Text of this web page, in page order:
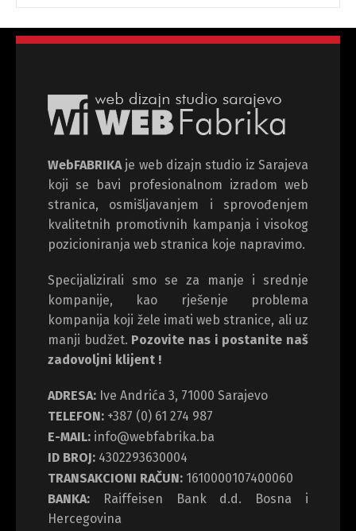
WebFABRIKAje web dizajn studio iz Sarajeva
koji se bavi profesionalnom izradom web
stranica, osmišljavanjem i sprovođenjem
kvalitetnih promotivnih kampanja i visokog
pozicioniranja web stranica koje napravimo.
Specijalizirali smo se za manje i srednje
kompanije, kao rješenje problema
kompanija koji žele imati web stranice, ali uz
manji budžet. Pozovite nas i postanite naš
zadovoljni klijent !
ADRESA: Ive Andrića 3, 71000 Sarajevo
TELEFON: +387 (0) 61 274 987
E-MAIL: info@webfabrika.ba
ID BROJ: 4302293630004
TRANSAKCIONI RAČUN: 1610000107400060
BANKA: Raiffeisen Bank d.d. Bosna i
Hercegovina